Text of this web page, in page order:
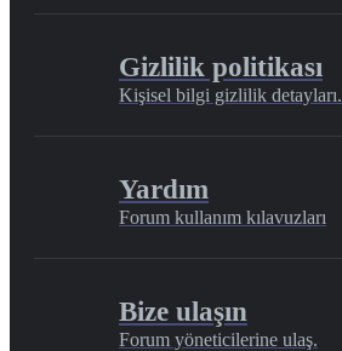
Gizlilik politikası
Kişisel bilgi gizlilik detayları.
Yardım
Forum kullanım kılavuzları
Bize ulaşın
Forum yöneticilerine ulaş.